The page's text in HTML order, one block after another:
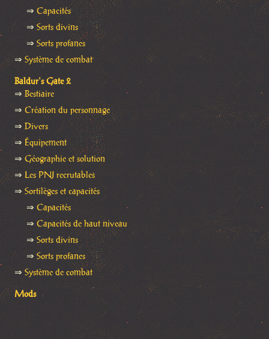
⇒ Capacités
⇒ Sorts divins
⇒ Sorts profanes
⇒ Système de combat
Baldur's Gate 2
⇒ Bestiaire
⇒ Création du personnage
⇒ Divers
⇒ Équipement
⇒ Géographie et solution
⇒ Les PNJ recrutables
⇒ Sortilèges et capacités
⇒ Capacités
⇒ Capacités de haut niveau
⇒ Sorts divins
⇒ Sorts profanes
⇒ Système de combat
Mods